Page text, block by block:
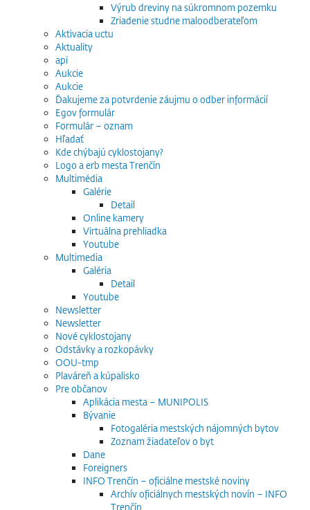
Výrub dreviny na súkromnom pozemku
Zriadenie studne maloodberateľom
Aktivacia uctu
Aktuality
api
Aukcie
Aukcie
Ďakujeme za potvrdenie záujmu o odber informácií
Egov formulár
Formulár – oznam
Hľadať
Kde chýbajú cyklostojany?
Logo a erb mesta Trenčín
Multimédia
Galérie
Detail
Online kamery
Virtuálna prehliadka
Youtube
Multimedia
Galéria
Detail
Youtube
Newsletter
Newsletter
Nové cyklostojany
Odstávky a rozkopávky
OOU-tmp
Plaváreň a kúpalisko
Pre občanov
Aplikácia mesta – MUNIPOLIS
Bývanie
Fotogaléria mestských nájomných bytov
Zoznam žiadateľov o byt
Dane
Foreigners
INFO Trenčín – oficiálne mestské noviny
Archív oficiálnych mestských novín – INFO
Trenčín